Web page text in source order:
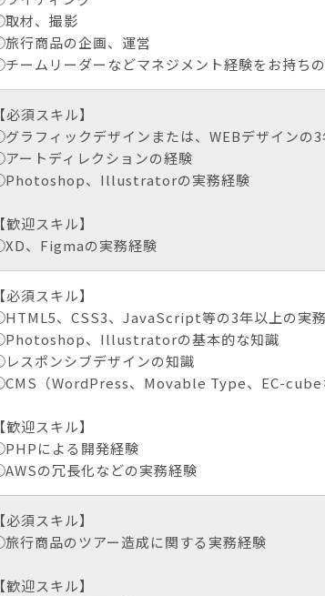
取材、撮影
旅行商品の企画、運営
チームリーダーなどマネジメント経験をお持ち
【必須スキル】
グラフィックデザインまたは、WEBデザインの
アートディレクションの経験
Photoshop、Illustratorの実務経験
【歓迎スキル】
XD、Figmaの実務経験
【必須スキル】
HTML5、CSS3、JavaScript等の3年以上の実
Photoshop、Illustratorの基本的な知識
レスポンシブデザインの知識
CMS（WordPress、Movable Type、EC-cube
【歓迎スキル】
PHPによる開発経験
AWSの冗長化などの実務経験
【必須スキル】
旅行商品のツアー造成に関する実務経験
【歓迎スキル】